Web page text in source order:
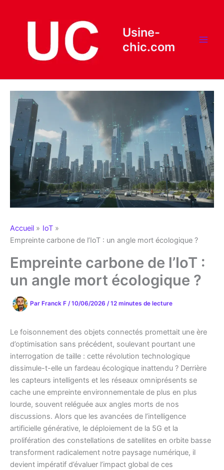
Usine-
chic.com
Accueil
IoT
Empreinte carbone de l’IoT : un angle mort écologique ?
Empreinte carbone de l’IoT :
un angle mort écologique ?
Par Franck F /10/06/2026 /12 minutes de lecture
Le foisonnement des objets connectés promettait une ère
d’optimisation sans précédent, soulevant pourtant une
interrogation de taille : cette révolution technologique
dissimule-t-elle un fardeau écologique inattendu ? Derrière
les capteurs intelligents et les réseaux omniprésents se
cache une empreinte environnementale de plus en plus
lourde, souvent reléguée aux angles morts de nos
discussions. Alors que les avancées de l’intelligence
artificielle générative, le déploiement de la 5G et la
prolifération des constellations de satellites en orbite basse
transforment radicalement notre paysage numérique, il
devient impératif d’évaluer l’impact global de ces